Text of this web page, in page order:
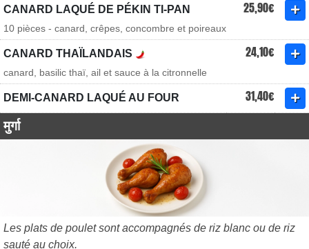
CANARD LAQUÉ DE PÉKIN TI-PAN 25,90€
10 pièces - canard, crêpes, concombre et poireaux
CANARD THAÏLANDAIS 24,10€
canard, basilic thaï, ail et sauce à la citronnelle
DEMI-CANARD LAQUÉ AU FOUR 31,40€
मुर्गा
Les plats de poulet sont accompagnés de riz blanc ou de riz
sauté au choix.